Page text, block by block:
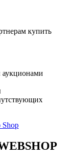
купить
Shop